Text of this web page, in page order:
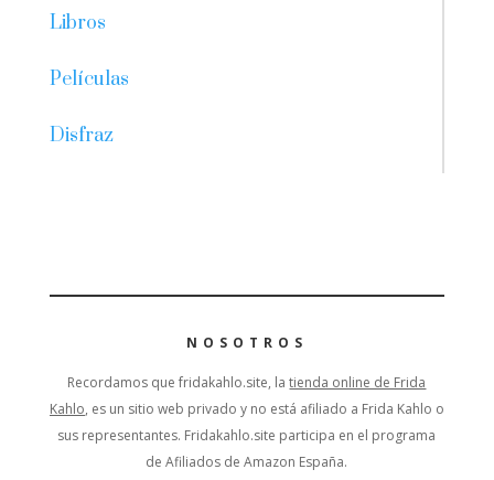
Libros
Películas
Disfraz
NOSOTROS
Recordamos que fridakahlo.site, latienda online de Frida
Kahlo, es un sitio web privado y no está afiliado a Frida Kahlo o
sus representantes. Fridakahlo.site participa en el programa
de Afiliados de Amazon España.